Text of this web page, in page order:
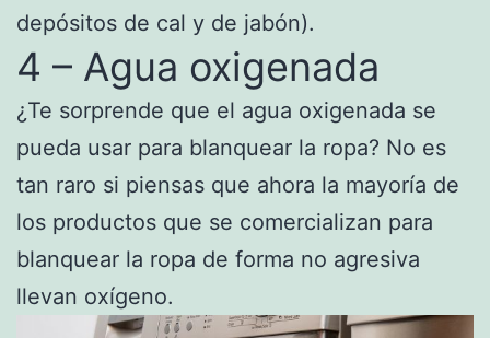
depósitos de cal y de jabón).
4 – Agua oxigenada
¿Te sorprende que el agua oxigenada se
pueda usar para blanquear la ropa? No es
tan raro si piensas que ahora la mayoría de
los productos que se comercializan para
blanquear la ropa de forma no agresiva
llevan oxígeno.